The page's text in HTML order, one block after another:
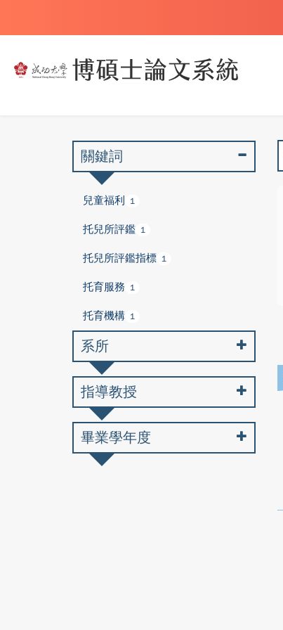
關鍵詞
兒童福利 1
托兒所評鑑 1
托兒所評鑑指標 1
托育服務 1
托育機構 1
系所
指導教授
畢業學年度